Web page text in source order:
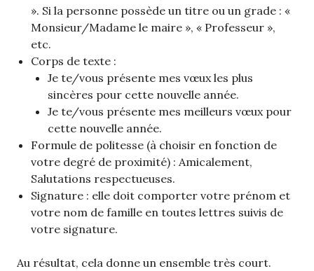
». Si la personne possède un titre ou un grade : «
Monsieur/Madame le maire », « Professeur »,
etc.
Corps de texte :
Je te/vous présente mes vœux les plus
sincères pour cette nouvelle année.
Je te/vous présente mes meilleurs vœux pour
cette nouvelle année.
Formule de politesse (à choisir en fonction de
votre degré de proximité) : Amicalement,
Salutations respectueuses.
Signature : elle doit comporter votre prénom et
votre nom de famille en toutes lettres suivis de
votre signature.
Au résultat, cela donne un ensemble très court.